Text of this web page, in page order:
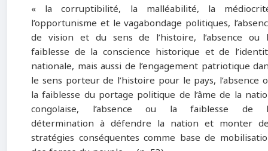
« la corruptibilité, la malléabilité, la
l’opportunisme et le vagabondage politiques,
de vision et du sens de l’histoire, l’absence ou
faiblesse de la conscience historique et de
nationale, mais aussi de l’engagement patriotique
le sens porteur de l’histoire pour le pays, l’absence
la faiblesse du portage politique de l’âme de la
congolaise, l’absence ou la faiblesse de
détermination à défendre la nation et monter
stratégies conséquentes comme base de